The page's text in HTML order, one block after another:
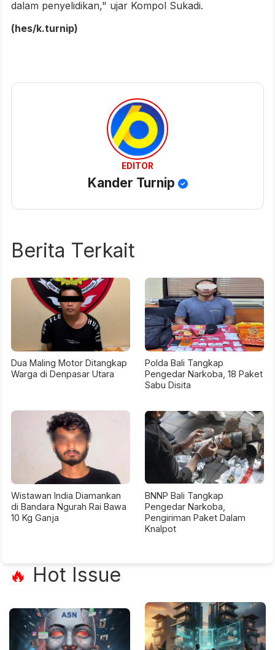
dalam penyelidikan," ujar Kompol Sukadi.
(hes/k.turnip)
EDITOR
Kander Turnip
Berita Terkait
Dua Maling Motor Ditangkap
Warga di Denpasar Utara
Polda Bali Tangkap
Pengedar Narkoba, 18 Paket
Sabu Disita
Wistawan India Diamankan
di Bandara Ngurah Rai Bawa
10 Kg Ganja
BNNP Bali Tangkap
Pengedar Narkoba,
Pengiriman Paket Dalam
Knalpot
🔥 Hot Issue